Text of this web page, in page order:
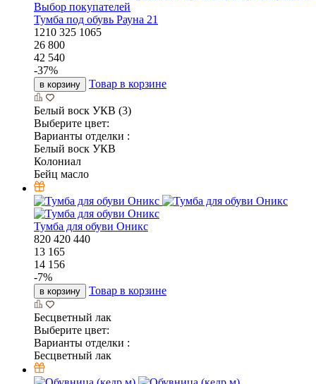
Выбор покупателей
Тумба под обувь Рауна 21
1210 325 1065
26 800
42 540
-37%
в корзину Товар в корзине
Белый воск УКВ (3)
Выберите цвет:
Варианты отделки :
Белый воск УКВ
Колониал
Бейц масло
Тумба для обуви Оникс
820 420 440
13 165
14 156
-7%
в корзину Товар в корзине
Бесцветный лак
Выберите цвет:
Варианты отделки :
Бесцветный лак